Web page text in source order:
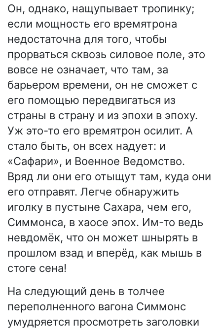
Он, однако, нащупывает тропинку;
если мощность его времятрона
недостаточна для того, чтобы
прорваться сквозь силовое поле, это
вовсе не означает, что там, за
барьером времени, он не сможет с
его помощью передвигаться из
страны в страну и из эпохи в эпоху.
Уж это-то его времятрон осилит. А
стало быть, он всех надует: и
«Сафари», и Военное Ведомство.
Вряд ли они его отыщут там, куда они
его отправят. Легче обнаружить
иголку в пустыне Сахара, чем его,
Симмонса, в хаосе эпох. Им-то ведь
невдомёк, что он может шнырять в
прошлом взад и вперёд, как мышь в
стоге сена!
На следующий день в толчее
переполненного вагона Симмонс
умудряется просмотреть заголовки